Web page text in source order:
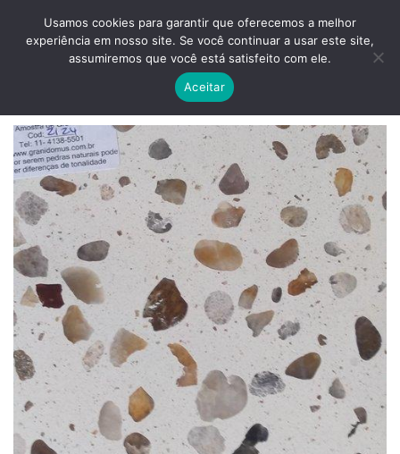
0
Usamos cookies para garantir que oferecemos a melhor
experiência em nosso site. Se você continuar a usar este site,
assumiremos que você está satisfeito com ele.
Aceitar